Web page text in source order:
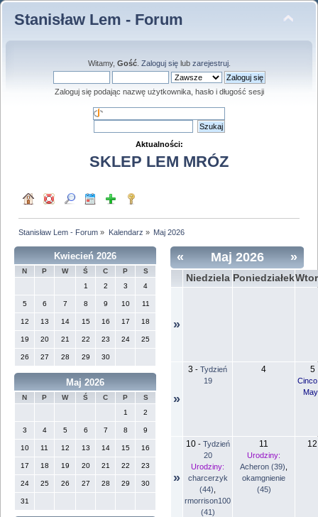
Stanisław Lem - Forum
Witamy, Gość. Zaloguj sięlub zarejestruj.
Zaloguj się podając nazwę użytkownika, hasło i długość sesji
Aktualności:
SKLEP LEM MRÓZ
Stanisław Lem - Forum » Kalendarz » Maj 2026
Kwiecień 2026
N P W Ś C P
S
1
2 3 4
5 6 7 8 9 10 11
12 13 14 15 16 17 18
19 20 21 22 23 24 25
26 27 28 29 30
Maj 2026
N P W Ś C P
S
1
2
3 4 5 6 7 8 9
10 11 12 13 14 15 16
17 18 19 20 21 22 23
24 25 26 27 28 29 30
31
« »
Maj 2026
Niedziela Poniedziałek
»
»
3 - Tydzień
19
4 5
»
10- Tydzień
20
Urodziny:
charcerzyk
(44)
rmorrison100
(41)
11
Urodziny:
Acheron (39)
okamgnienie
(45)
12